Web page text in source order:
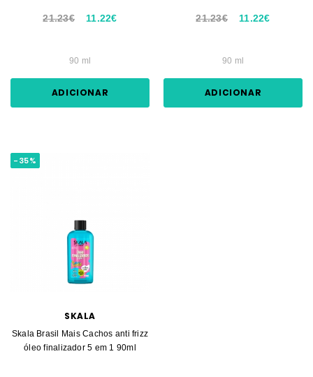
21.23€ 11.22€
90 ml
ADICIONAR
21.23€ 11.22€
90 ml
ADICIONAR
-35%
SKALA
Skala Brasil Mais Cachos anti frizz
óleo finalizador 5 em 1 90ml